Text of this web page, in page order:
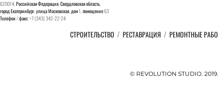
620014, Российская Федерация, Свердловская область,
городЕкатеринбург, улица Московская, дом 1, помещение 63
Телефон / факс: +7 (343) 342-22-24
СТРОИТЕЛЬСТВО / РЕСТАВРАЦИЯ /РЕМОНТНЫЕ
© REVOLUTION STUDIO.